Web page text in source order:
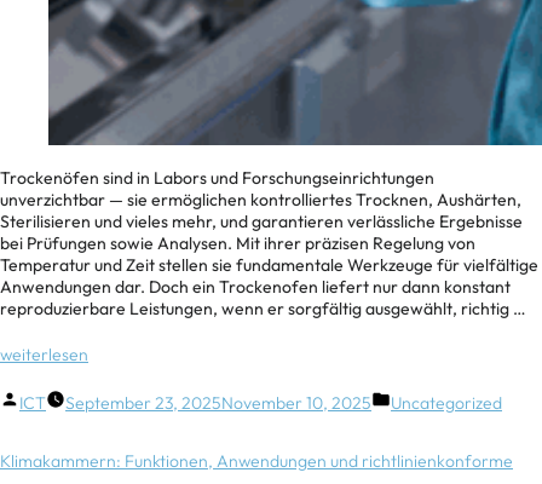
Trockenöfen sind in Labors und Forschungseinrichtungen
unverzichtbar — sie ermöglichen kontrolliertes Trocknen, Aushärten,
Sterilisieren und vieles mehr, und garantieren verlässliche Ergebnisse
bei Prüfungen sowie Analysen. Mit ihrer präzisen Regelung von
Temperatur und Zeit stellen sie fundamentale Werkzeuge für vielfältige
Anwendungen dar. Doch ein Trockenofen liefert nur dann konstant
reproduzierbare Leistungen, wenn er sorgfältig ausgewählt, richtig …
weiterlesen
ICT September 23, 2025November 10, 2025 Uncategorized
Klimakammern: Funktionen, Anwendungen und richtlinienkonforme